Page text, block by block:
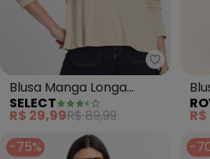
Select -
Blusa Manga Longa
(Bege)
SELECT
R$ 29,99R$ 89,99
-75%
-